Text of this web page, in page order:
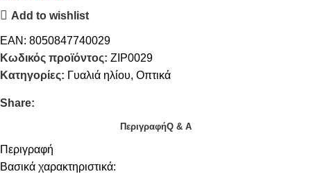
Add to wishlist
EAN: 8050847740029
Κωδικός προϊόντος: ZIP0029
Κατηγορίες: Γυαλιά ηλίου, Οπτικά
Share:
ΠεριγραφήQ & A
Περιγραφή
Βασικά χαρακτηριστικά: